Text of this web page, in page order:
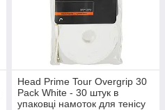
Head Prime Tour Overgrip 30
Pack White - 30 штук в
упаковці намоток для тенісу